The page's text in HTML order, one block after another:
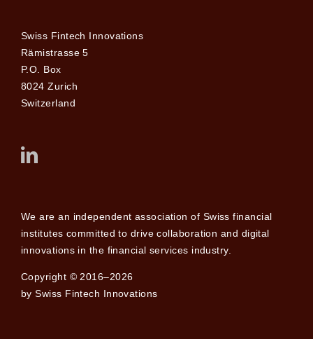
Swiss Fintech Innovations
Rämistrasse 5
P.O. Box
8024 Zurich
Switzerland
We are an independent association of Swiss financial
institutes committed to drive collaboration and digital
innovations in the financial services industry.
Copyright © 2016–2026
by Swiss Fintech Innovations